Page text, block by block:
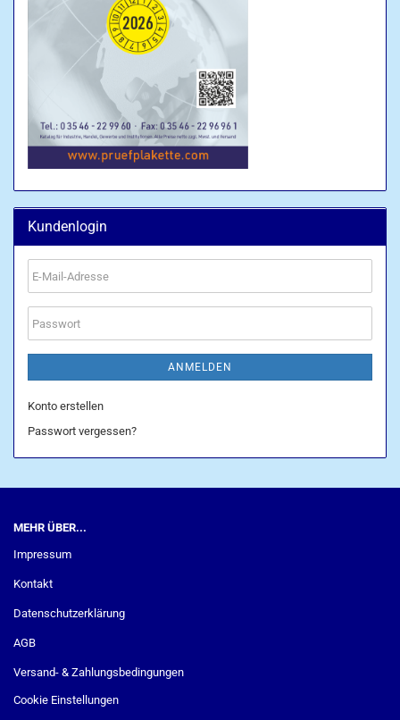
Kundenlogin
E-
Mail-
Adresse
Passwort
ANMELDEN
Konto erstellen
Passwort vergessen?
MEHR ÜBER...
Impressum
Kontakt
Datenschutzerklärung
AGB
Versand- & Zahlungsbedingungen
Cookie Einstellungen